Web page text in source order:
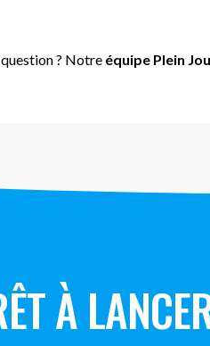
? Notre équipe Plein
À